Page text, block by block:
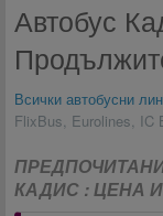
Автобус
Всички автобусни
FlixBus, Eurolines, IC
КАДИС : ЦЕНА